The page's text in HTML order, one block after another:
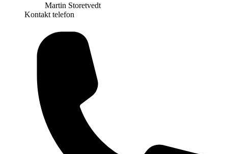
Martin Storetvedt
Kontakt telefon